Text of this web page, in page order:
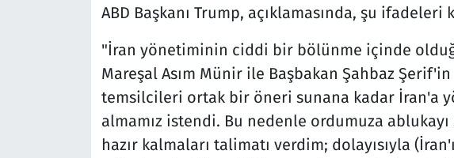
ABD Başkanı Trump, açıklamasında, şu ifadeleri
"İran yönetiminin ciddi bir bölünme içinde
Mareşal Asım Münir ile Başbakan Şahbaz
temsilcileri ortak bir öneri sunana kadar İran'a
almamız istendi. Bu nedenle ordumuza
hazır kalmaları talimatı verdim; dolayısıyla